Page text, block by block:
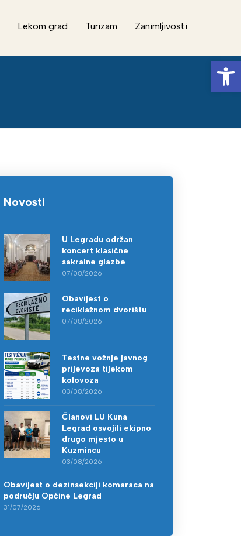
Lekom grad Turizam
Zanimljivosti
Novosti
U Legradu održan
koncert klasične
sakralne glazbe
07/08/2026
Obavijest o
reciklažnom dvorištu
07/08/2026
Testne vožnje javnog
prijevoza tijekom
kolovoza
03/08/2026
Članovi LU Kuna
Legrad osvojili ekipno
drugo mjesto u
Kuzmincu
03/08/2026
Obavijest o dezinsekciji komaraca na
području Općine Legrad
31/07/2026